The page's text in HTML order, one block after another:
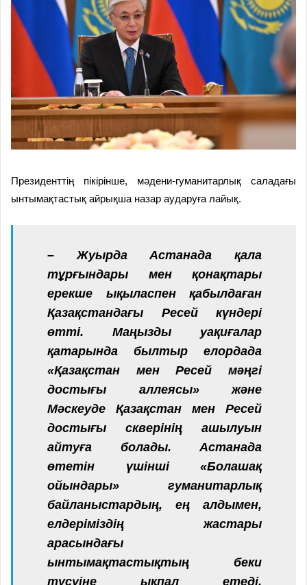
Президенттің пікірінше, мәдени-гуманитарлық саладағы
ынтымақтастық айрықша назар аударуға лайық.
– Жуырда Астанада қала
тұрғындары мен қонақтары
ерекше ықыласпен қабылдаған
Қазақстандағы Ресей күндері
өтті. Маңызды уақиғалар
қатарында былтыр елордада
«Қазақстан мен Ресей мәңгі
достығы аллеясы» және
Мәскеуде Қазақстан мен Ресей
достығы скверінің ашылуын
айтуға болады. Астанада
өтетін үшінші «Болашақ
ойындары» гуманитарлық
байланыстардың, ең алдымен,
елдеріміздің жастары
арасындағы
ынтымақтастықтың беки
түсуіне ықпал етеді.